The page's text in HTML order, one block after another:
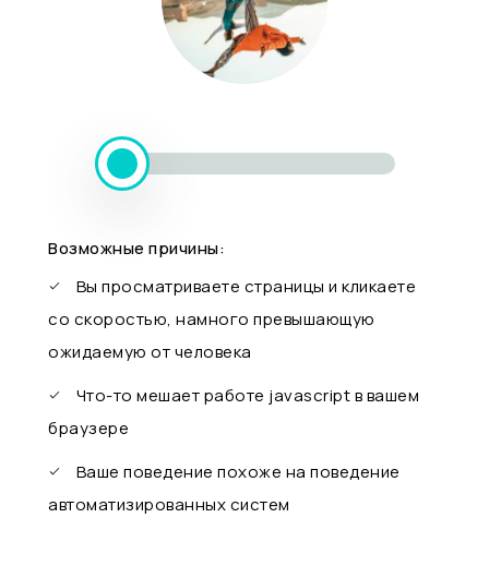
Возможные причины:
Вы просматриваете страницы и кликаете
со скоростью, намного превышающую
ожидаемую от человека
Что-то мешает работе javascript в вашем
браузере
Ваше поведение похоже на поведение
автоматизированных систем